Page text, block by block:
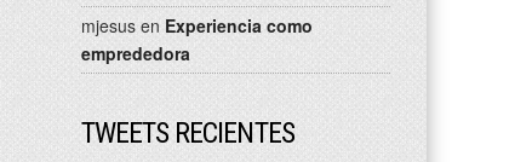
mjesus en Experiencia como
emprededora
TWEETS RECIENTES